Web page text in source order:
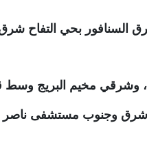
السنافور بحي التفاح
شرق وجنوب مستشفى